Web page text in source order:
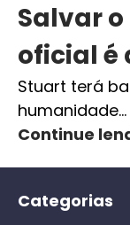
Salvar
oficial é
Stuart terá
humanidade…
Continue
Categorias